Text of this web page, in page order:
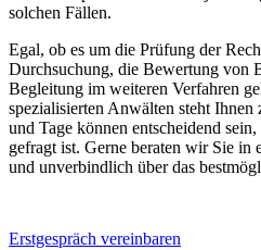
solchen Fällen.
Egal, ob es um die Prüfung der
Durchsuchung, die Bewertung von
Begleitung im weiteren Verfahren
spezialisierten Anwälten steht Ihnen
und Tage können entscheidend
gefragt ist. Gerne beraten wir Sie in
und unverbindlich über das
Erstgespräch vereinbaren